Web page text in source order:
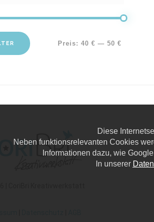
Preis: 40 € — 50 €
Diese
Neben funktionsrelevanten Cookies
Informationen dazu, wie
In unserer